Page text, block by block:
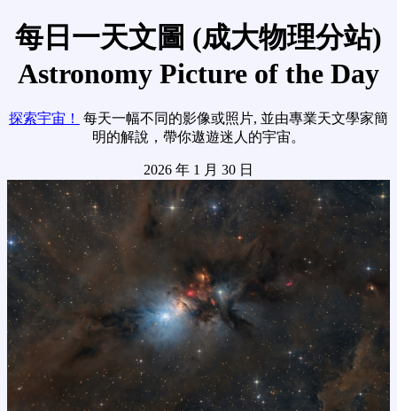
每日一天文圖 (成大物理分站)
Astronomy Picture of the Day
探索宇宙！
每天一幅不同的影像或照片, 並由專業天文學家簡
明的解說，帶你遨遊迷人的宇宙。
2026 年 1 月 30 日